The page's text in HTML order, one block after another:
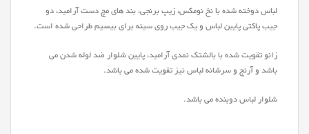
لباس دوخته شده با نخ نومکس، زیپ برنجی، بند های مچ دست آرامید، دو
جیب پاکتی پایین لباس و یک جیب روی سینه برای بیسیم طراحی شده است.
زانو تقویت شده با بالشتک نمدی آرامید، پایین شلوار ضد لوله شدن می
باشد و آرنج و سرشانه لباس نیز تقویت شده می باشد.
شلوار لباس دوبنده می باشد.